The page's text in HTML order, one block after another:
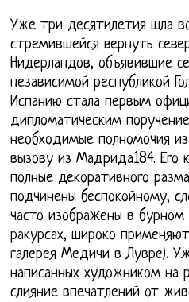
Уже три десятилетия шла
стремившейся вернуть
Нидерландов, объявившие
независимой республикой
Испанию стала первым
дипломатическим
необходимые полномочия
вызову из Мадрида184. Его
полные декоративного
подчинены беспокойному,
часто изображены в
ракурсах, широко
галерея Медичи в Лувре).
написанных художником на
слияние впечатлений от